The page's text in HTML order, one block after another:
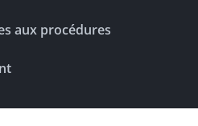
aux procédures